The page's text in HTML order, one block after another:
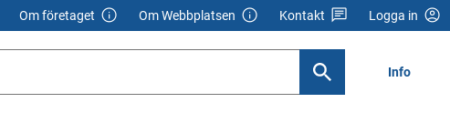
Om företaget Om Webbplatsen Kontakt Logga in
Info